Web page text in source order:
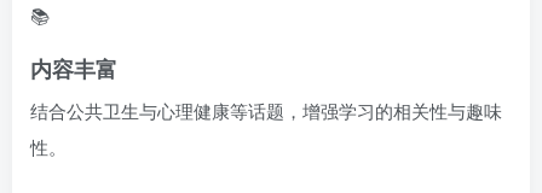
📚
内容丰富
结合公共卫生与心理健康等话题，增强学习的相关性与趣味
性。